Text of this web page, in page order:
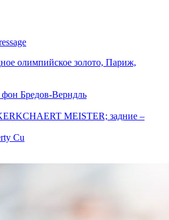
олимпийское золото, Париж,
Бредов-Верндль
MEISTER; задние –
Cu